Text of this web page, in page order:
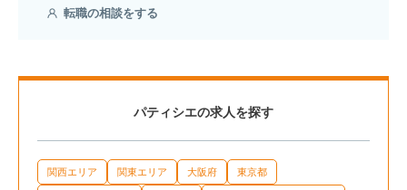
転職の相談をする
パティシエの求人を探す
関西エリア 関東エリア 大阪府 東京都